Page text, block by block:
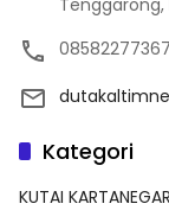
Kategori
KUTAI